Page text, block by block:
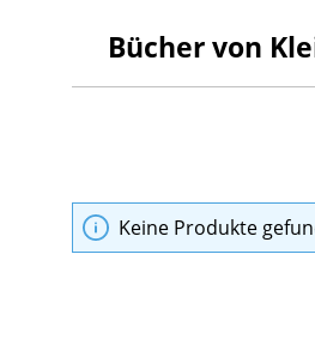
Bücher von
Keine Produkte